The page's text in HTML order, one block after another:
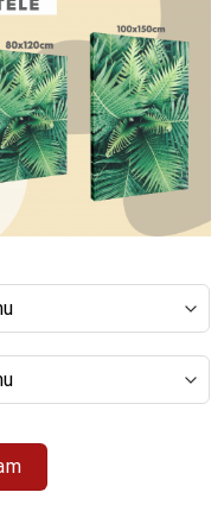
komplekts "Dance of